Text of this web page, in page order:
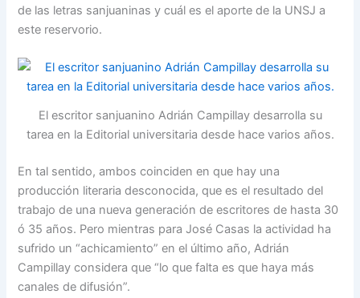
de las letras sanjuaninas y cuál es el aporte de la UNSJ a
este reservorio.
El escritor sanjuanino Adrián Campillay desarrolla su
tarea en la Editorial universitaria desde hace varios años.
En tal sentido, ambos coinciden en que hay una
producción literaria desconocida, que es el resultado del
trabajo de una nueva generación de escritores de hasta 30
ó 35 años. Pero mientras para José Casas la actividad ha
sufrido un “achicamiento” en el último año, Adrián
Campillay considera que “lo que falta es que haya más
canales de difusión”.